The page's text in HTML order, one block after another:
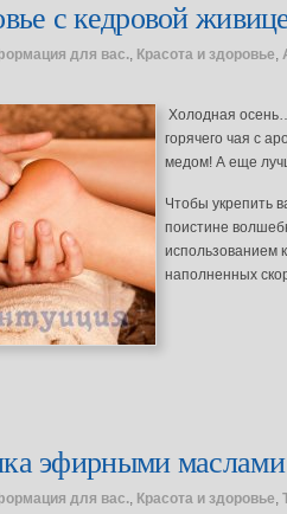
с кедровой
для вас., Красота и здоровье,
Холодная
горячего чая с
медом! А еще
Чтобы укрепить
поистине
использованием
наполненных
эфирными
для вас., Красота и здоровье,